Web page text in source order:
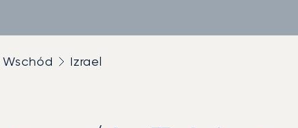
Wschód Izrael